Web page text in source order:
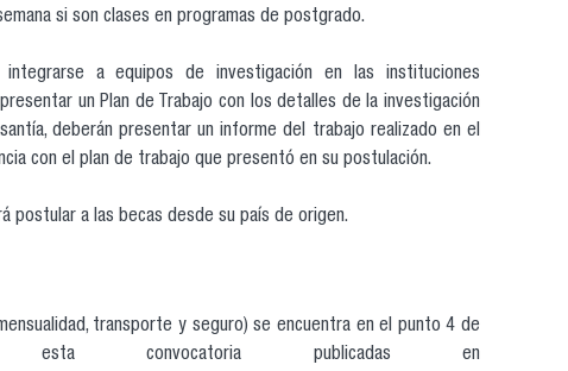
si son clases en programas de postgrado.
integrarse a equipos de investigación en las instituciones
un Plan de Trabajo con los detalles de la investigación
deberán presentar un informe del trabajo realizado en el
con el plan de trabajo que presentó en su postulación.
postular a las becas desde su país de origen.
transporte y seguro) se encuentra en el punto 4 de
convocatoria publicadas en